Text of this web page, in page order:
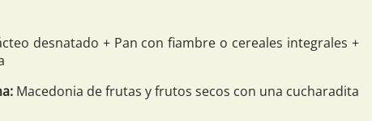
desnatado + Pan con fiambre o cereales integrales +
Macedonia de frutas y frutos secos con una cucharadita